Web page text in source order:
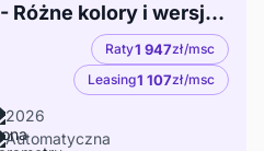
Cupra Leon 1.5 eTSI - Różne kolory i wersje wyposażenia! Wysoki Rabat !!
Raty1 947zł/msc
Leasing1 107zł/msc
2026
Automatyczna